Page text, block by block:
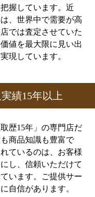
握しています。近
、世界中で需要が高
では査定させていた
値を最大限に見い出
現しています。
績15年以上
取歴15年」の専門店だ
商品知識も豊富で
ているのは、お客様
し、信頼いただけて
います。ご提供サー
自信があります。